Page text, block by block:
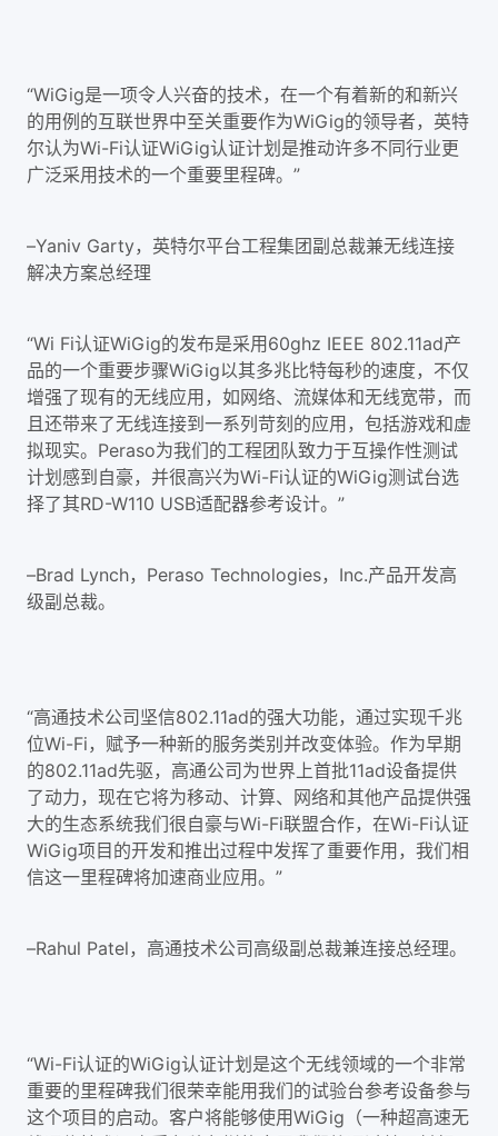
“WiGig是一项令人兴奋的技术，在一个有着新的和新兴
的用例的互联世界中至关重要作为WiGig的领导者，英特
尔认为Wi-Fi认证WiGig认证计划是推动许多不同行业更
广泛采用技术的一个重要里程碑。”
–Yaniv Garty，英特尔平台工程集团副总裁兼无线连接
解决方案总经理
“Wi Fi认证WiGig的发布是采用60ghz IEEE 802.11ad产
品的一个重要步骤WiGig以其多兆比特每秒的速度，不仅
增强了现有的无线应用，如网络、流媒体和无线宽带，而
且还带来了无线连接到一系列苛刻的应用，包括游戏和虚
拟现实。Peraso为我们的工程团队致力于互操作性测试
计划感到自豪，并很高兴为Wi-Fi认证的WiGig测试台选
择了其RD-W110 USB适配器参考设计。”
–Brad Lynch，Peraso Technologies，Inc.产品开发高
级副总裁。
“高通技术公司坚信802.11ad的强大功能，通过实现千兆
位Wi-Fi，赋予一种新的服务类别并改变体验。作为早期
的802.11ad先驱，高通公司为世界上首批11ad设备提供
了动力，现在它将为移动、计算、网络和其他产品提供强
大的生态系统我们很自豪与Wi-Fi联盟合作，在Wi-Fi认证
WiGig项目的开发和推出过程中发挥了重要作用，我们相
信这一里程碑将加速商业应用。”
–Rahul Patel，高通技术公司高级副总裁兼连接总经理。
“Wi-Fi认证的WiGig认证计划是这个无线领域的一个非常
重要的里程碑我们很荣幸能用我们的试验台参考设备参与
这个项目的启动。客户将能够使用WiGig（一种超高速无